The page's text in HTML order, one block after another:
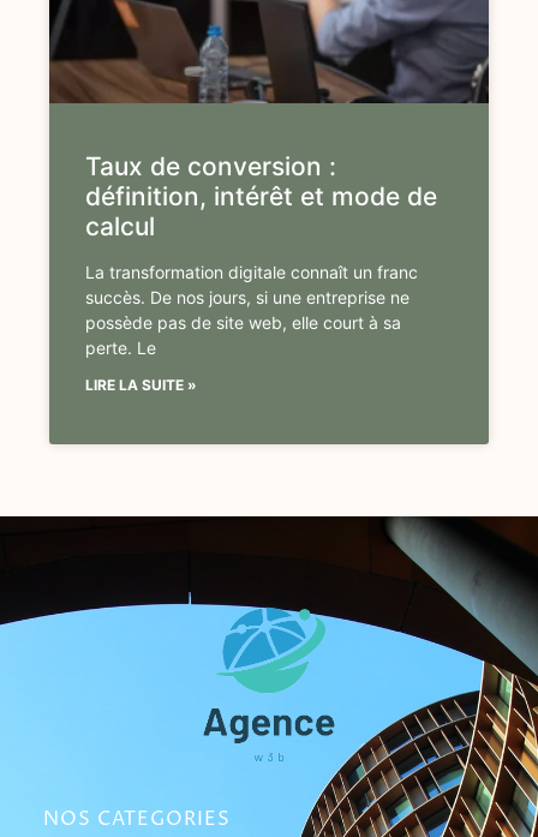
Taux de conversion :
définition, intérêt et mode de
calcul
La transformation digitale connaît un franc
succès. De nos jours, si une entreprise ne
possède pas de site web, elle court à sa
perte. Le
LIRE LA SUITE »
NOS CATEGORIES